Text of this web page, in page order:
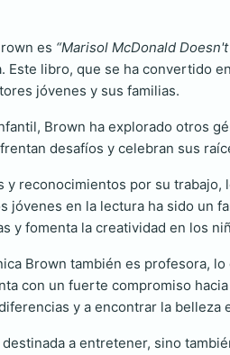
es “Marisol McDonald
Este libro, que se ha convertido
jóvenes y sus familias.
Brown ha explorado otros
desafíos y celebran sus
reconocimientos por su
jóvenes en la lectura ha sido un
y fomenta la creatividad en los
Brown también es profesora,
con un fuerte compromiso
y a encontrar la belleza
a entretener, sino